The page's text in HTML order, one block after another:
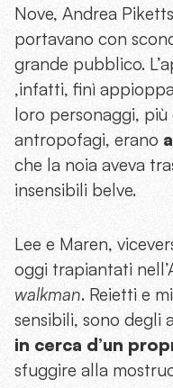
Nove, Andrea
portavano con
grande pubblico.
,infatti, finì
loro personaggi,
antropofagi, erano
che la noia aveva
insensibili belve.
Lee e Maren,
oggi trapiantati
walkman. Reietti e
sensibili, sono degli
in cerca d’un
sfuggire alla